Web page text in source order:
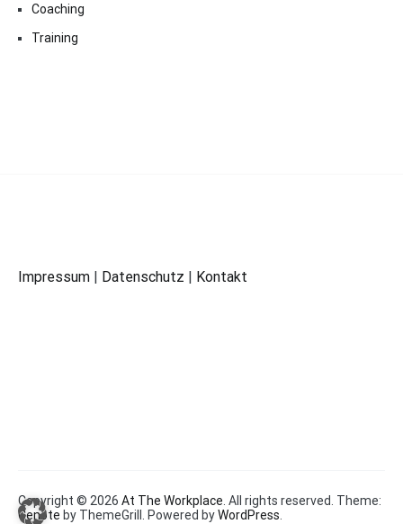
Coaching
Training
Impressum | Datenschutz | Kontakt
Copyright © 2026 At The Workplace . All rights reserved. Theme:
Cenote by ThemeGrill. Powered byWordPress